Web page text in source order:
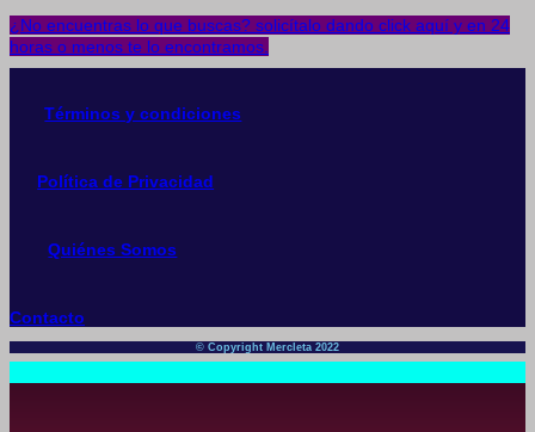
¿No encuentras lo que buscas? solicítalo dando click aquí y en 24
horas o menos te lo encontramos.
Términos y condiciones
Política de Privacidad
Quiénes Somos
Contacto
© Copyright Mercleta 2022